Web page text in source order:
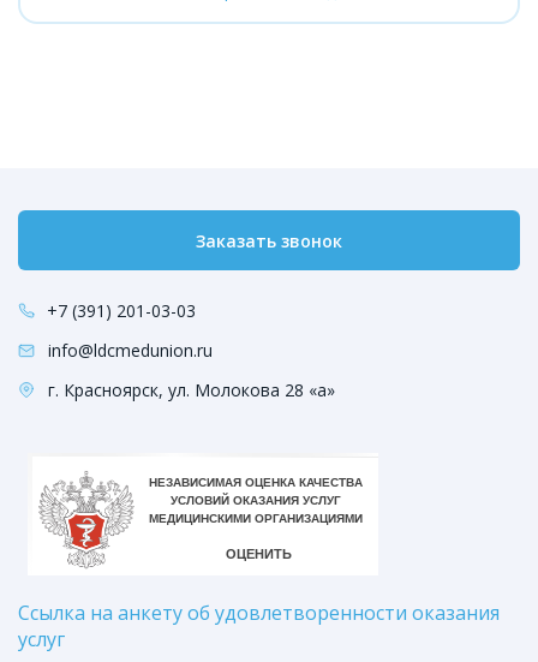
Заказать звонок
+7 (391) 201-03-03
info@ldcmedunion.ru
г. Красноярск, ул. Молокова 28 «а»
Ссылка на анкету об удовлетворенности оказания
услуг